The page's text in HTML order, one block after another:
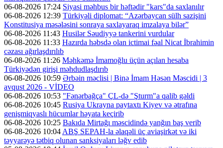
06-08-2026 17:24 Siyasi məhbus bir həftədir "kars"da saxlanılır
06-08-2026 12:39 Türkiyəli diplomat: “Azərbaycan sülh sazişini
Konstitusiya məsələsini sonraya saxlayaraq imzalaya bilər”
06-08-2026 11:43 Husilər Səudiyyə tankerini vurdular
06-08-2026 11:33 Hazırda həbsdə olan ictimai fəal Nicat İbrahimin
cəzası ağırlaşdırılıb
06-08-2026 11:26 Məhkəmə İmamoğlu üçün açılan hesaba
Türkiyədən girişi məhdudlaşdırıb
06-08-2026 10:59 Ərbəin məclisi | Binə İmam Həsən Məscidi | 3
avqust 2026 - VİDEO
06-08-2026 10:53 "Fənərbağça" ÇL-də "Şturm"a qalib gəldi
06-08-2026 10:45 Rusiya Ukrayna paytaxtı Kiyev və ətrafına
genişmiqyaslı hücumlar həyata keçirib
06-08-2026 10:25 Bakıda Mirtağı məscidində yanğın baş verib
06-08-2026 10:04 ABŞ SEPAH-la əlaqəli üç aviaşirkət və iki
təyyarəyə tətbiq olunan sanksiyaları ləğv edib